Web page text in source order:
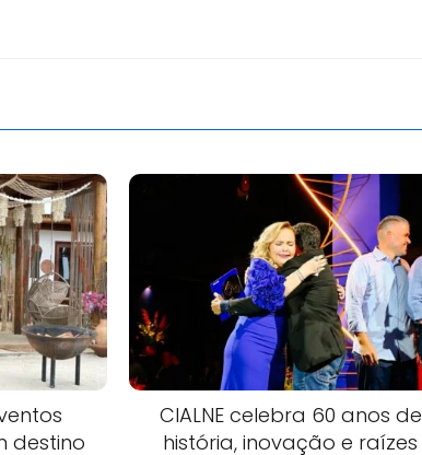
destino
CIALNE celebra 60 anos de
história, inovação e raízes